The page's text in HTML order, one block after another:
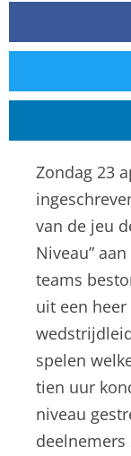
Zondag 23
van de jeu
Niveau”
teams
uit een
spelen
tien uur
niveau